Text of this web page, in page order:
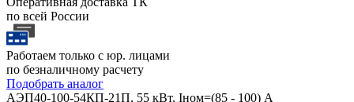
по всей России
Работаем только с юр. лицами
по безналичному расчету
Подобрать аналог
АЭП40-100-54КП-21П, 55 кВт, Iном=(85 - 100) А